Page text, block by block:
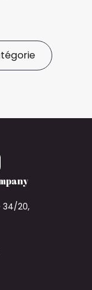
34/20,